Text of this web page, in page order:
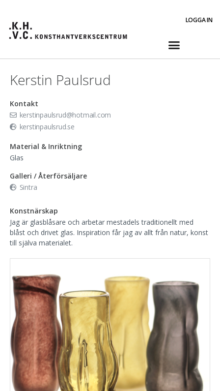
LOGGA IN
Kerstin Paulsrud
Kontakt
kerstinpaulsrud@hotmail.com
kerstinpaulsrud.se
Material & Inriktning
Glas
Galleri / Återförsäljare
Sintra
Konstnärskap
Jag är glasblåsare och arbetar mestadels traditionellt med
blåst och drivet glas. Inspiration får jag av allt från natur, konst
till själva materialet.